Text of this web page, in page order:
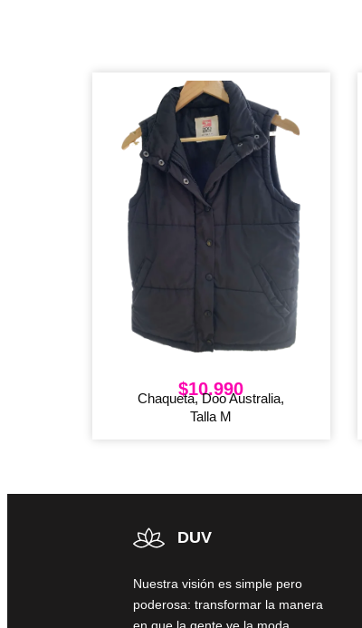
$10.990
Chaqueta, Doo Australia,
Talla M
DUV
Nuestra visión es simple pero
poderosa: transformar la manera